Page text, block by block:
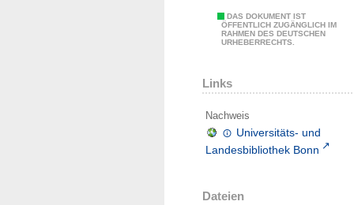
DAS DOKUMENT IST
ÖFFENTLICH ZUGÄNGLICH IM
RAHMEN DES DEUTSCHEN
URHEBERRECHTS.
Links
Nachweis
Universitäts- und
Landesbibliothek Bonn
Dateien